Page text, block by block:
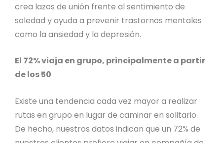
crea lazos de unión frente al sentimiento de
soledad y ayuda a prevenir trastornos mentales
como la ansiedad y la depresión.
El 72% viaja en grupo, principalmente a partir
de los 50
Existe una tendencia cada vez mayor a realizar
rutas en grupo en lugar de caminar en solitario.
De hecho, nuestros datos indican que un 72% de